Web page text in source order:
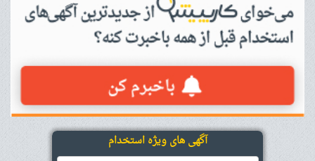
آگهی های ویژه استخدام